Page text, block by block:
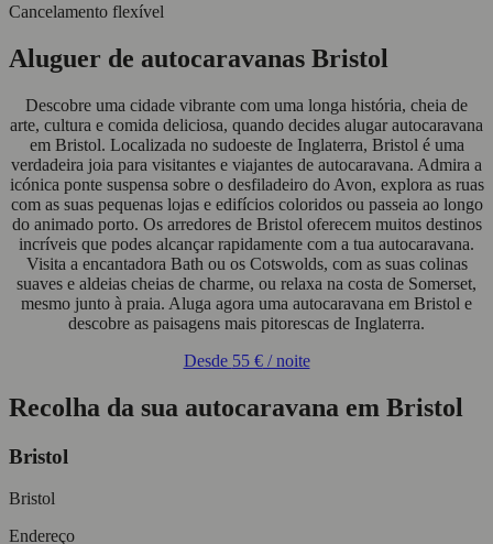
Cancelamento flexível
Aluguer de autocaravanas Bristol
Descobre uma cidade vibrante com uma longa história, cheia de
arte, cultura e comida deliciosa, quando decides alugar autocaravana
em Bristol. Localizada no sudoeste de Inglaterra, Bristol é uma
verdadeira joia para visitantes e viajantes de autocaravana. Admira a
icónica ponte suspensa sobre o desfiladeiro do Avon, explora as ruas
com as suas pequenas lojas e edifícios coloridos ou passeia ao longo
do animado porto. Os arredores de Bristol oferecem muitos destinos
incríveis que podes alcançar rapidamente com a tua autocaravana.
Visita a encantadora Bath ou os Cotswolds, com as suas colinas
suaves e aldeias cheias de charme, ou relaxa na costa de Somerset,
mesmo junto à praia. Aluga agora uma autocaravana em Bristol e
descobre as paisagens mais pitorescas de Inglaterra.
Desde 55 €/ noite
Recolha da sua autocaravana em Bristol
Bristol
Bristol
Endereço